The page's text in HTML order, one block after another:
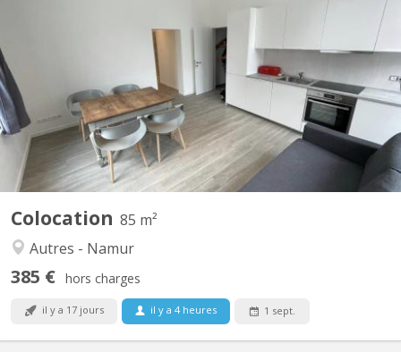
Colocation 85 m²
Autres - Namur
385 € hors charges
il y a 17 jours il y a 4 heures 1 sept.
🏠 À Louer : 1 Chambres en Colocation à Saint-Servais, Namur
🏠 📍 Localisation : Situé à l'entrée de Saint-Servais à Namur, Rue
de Gembloux, à deux pas de la gare 🚆 et en face de la Belfius de
Saint-Servais 🏦. 🛋️ L'appartement : Superficie totale de 85 m² +
cour intérieure 🌿 Immeuble entièrement...